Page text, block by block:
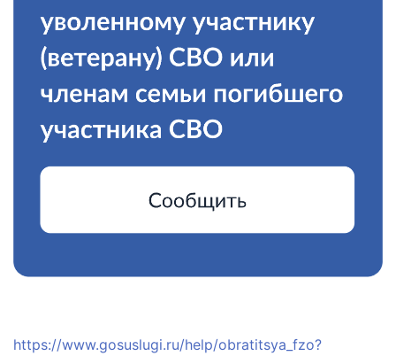
https://www.gosuslugi.ru/help/obratitsya_fzo?